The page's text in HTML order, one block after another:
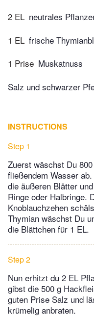
2 EL neutrales
1 EL frische
1 Prise Muskatnuss
Salz und schwarzer
INSTRUCTIONS
Step 1
Zuerst wäschst Du
fließendem Wasser
die äußeren Blätter
Ringe oder Halbringe.
Knoblauchzehen
Thymian wäschst Du
die Blättchen für 1 EL.
Step 2
Nun erhitzt du 2 EL
gibst die 500 g
guten Prise Salz und
krümelig anbraten.